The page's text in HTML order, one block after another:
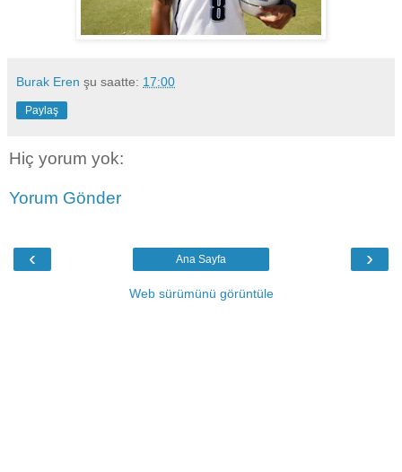
Burak Eren şu saatte: 17:00
Paylaş
Hiç yorum yok:
Yorum Gönder
‹ ›
Ana Sayfa
Web sürümünü görüntüle